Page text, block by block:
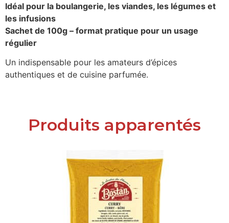
Idéal pour la boulangerie, les viandes, les légumes et
les infusions
Sachet de 100g – format pratique pour un usage
régulier
Un indispensable pour les amateurs d’épices
authentiques et de cuisine parfumée.
Produits apparentés